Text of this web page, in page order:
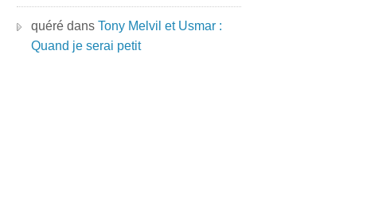
quérédans Tony Melvil et Usmar :
Quand je serai petit